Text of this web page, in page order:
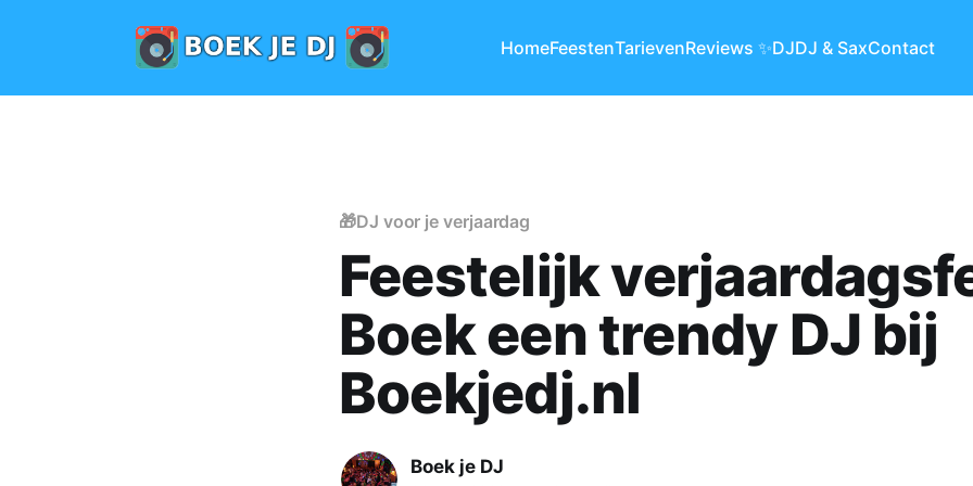
HomeFeestenTarievenReviews ✨DJDJ & SaxContact
🎁DJ voor je verjaardag
Feestelijk
Boek een trendy DJ bij
Boekjedj.nl
Boek je DJ